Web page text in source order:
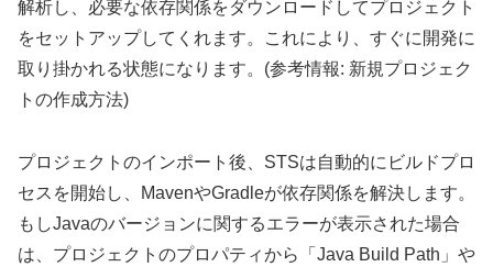
解析し、必要な依存関係をダウンロードしてプロジェクト
をセットアップしてくれます。これにより、すぐに開発に
取り掛かれる状態になります。(参考情報: 新規プロジェク
トの作成方法)
プロジェクトのインポート後、STSは自動的にビルドプロ
セスを開始し、MavenやGradleが依存関係を解決します。
もしJavaのバージョンに関するエラーが表示された場合
は、プロジェクトのプロパティから「Java Build Path」や